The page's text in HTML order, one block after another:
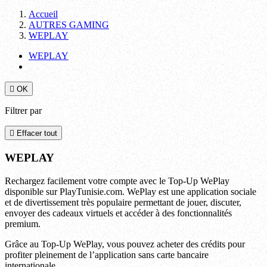
Accueil
AUTRES GAMING
WEPLAY
WEPLAY
 OK
Filtrer par
 Effacer tout
WEPLAY
Rechargez facilement votre compte avec le Top-Up WePlay
disponible sur PlayTunisie.com. WePlay est une application sociale
et de divertissement très populaire permettant de jouer, discuter,
envoyer des cadeaux virtuels et accéder à des fonctionnalités
premium.
Grâce au Top-Up WePlay, vous pouvez acheter des crédits pour
profiter pleinement de l’application sans carte bancaire